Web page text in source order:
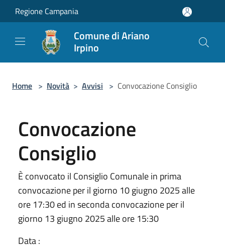
Salta al contenuto principale
Regione Campania
Comune di Ariano
Irpino
Home > Novità > Avvisi > Convocazione Consiglio
Convocazione
Consiglio
È convocato il Consiglio Comunale in prima
convocazione per il giorno 10 giugno 2025 alle
ore 17:30 ed in seconda convocazione per il
giorno 13 giugno 2025 alle ore 15:30
Data :